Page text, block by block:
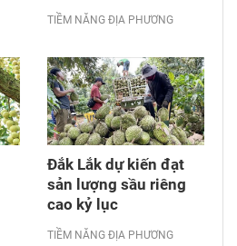
TIỀM NĂNG ĐỊA PHƯƠNG
Đắk Lắk dự kiến đạt
sản lượng sầu riêng
cao kỷ lục
TIỀM NĂNG ĐỊA PHƯƠNG